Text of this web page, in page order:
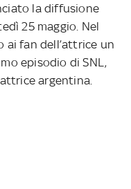
la diffusione
25 maggio. Nel
fan dell’attrice un
episodio di SNL,
argentina.